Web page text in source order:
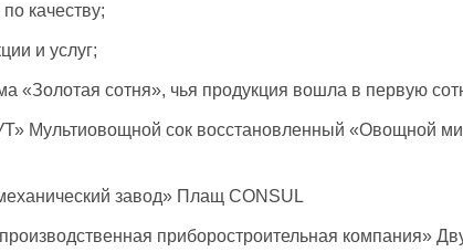
качеству;
и услуг;
«Золотая сотня», чья продукция вошла в первую
Мультиовощной сок восстановленный «Овощной
завод» Плащ CONSUL
приборостроительная компания»